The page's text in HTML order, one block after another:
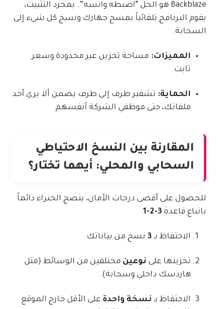
Backblaze هو الحل “اضبطه وانسه”. بمجرد التثبيت،
يقوم البرنامج تلقائياً بمسح جهازك ونسخ كل شيء إلى
السحابة.
المميزات: مساحة تخزين غير محدودة وسعر
ثابت.
الحماية: تشفير طرف إلى طرف يضمن ألا يرى أحد
ملفاتك، حتى موظفي الشركة أنفسهم.
المقارنة بين النسخ الاحتياطي
السحابي والمحلي: أيهما تختار؟
للحصول على أقصى درجات الأمان، ينصح الخبراء دائماً
باتباع قاعدة 3-2-1
:
الاحتفاظ بـ 3 نسخ من بياناتك.
تخزينها على نوعين مختلفين من الوسائط (مثل
هاردسك داخلي وسحابة).
الاحتفاظ بـ نسخة واحدة على الأقل خارج الموقع